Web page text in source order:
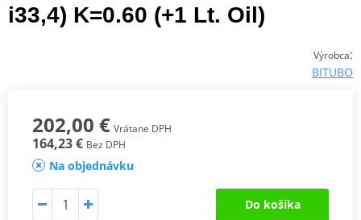
i33,4) K=0.60 (+1 Lt. Oil)
Výrobca:
BITUBO
202,00 € Vrátane DPH
164,23 € Bez DPH
Na objednávku
Do košíka